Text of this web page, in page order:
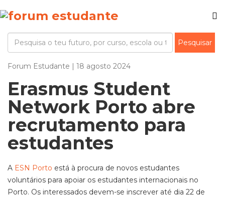
Forum Estudante | 18 agosto 2024
Erasmus Student
Network Porto abre
recrutamento para
estudantes
A ESN Porto está à procura de novos estudantes
voluntários para apoiar os estudantes internacionais no
Porto. Os interessados devem-se inscrever até dia 22 de